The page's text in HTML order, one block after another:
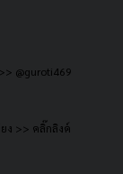
@guroti469
ยง >> คลิ๊กลิงค์